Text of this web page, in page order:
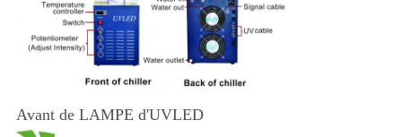
Avant de LAMPE d'UVLED